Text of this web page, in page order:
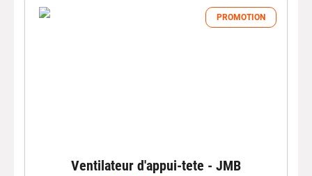
PROMOTION
Ventilateur d'appui-tete - JMB